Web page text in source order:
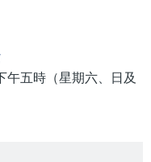
午五時（星期六、日及